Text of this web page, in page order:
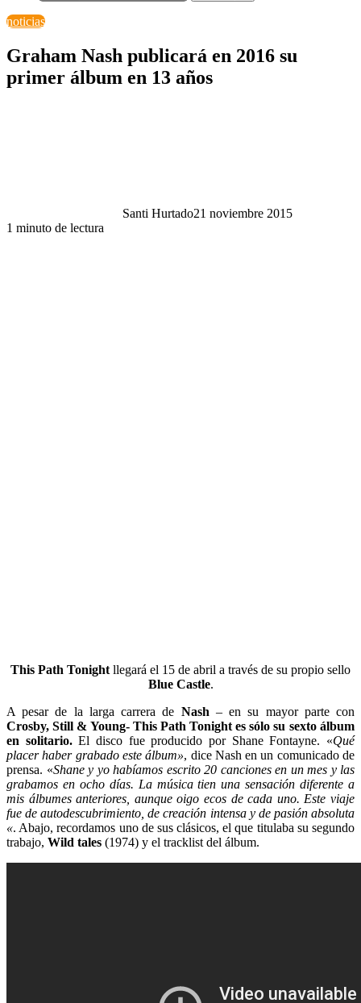
noticias
Graham Nash publicará en 2016 su
primer álbum en 13 años
Santi Hurtado21 noviembre 2015
1 minuto de lectura
This Path Tonight llegará el 15 de abril a través de su propio sello
Blue Castle.
A pesar de la larga carrera de Nash – en su mayor parte con
Crosby, Still & Young- This Path Tonight es sólo su sexto álbum
en solitario.El disco fue producido por Shane Fontayne. «Qué
placer haber grabado este álbum», dice Nash en un comunicado de
prensa. «Shane y yo habíamos escrito 20 canciones en un mes y las
grabamos en ocho días. La música tien una sensación diferente a
mis álbumes anteriores, aunque oigo ecos de cada uno. Este viaje
fue de autodescubrimiento, de creación intensa y de pasión absoluta
«. Abajo, recordamos uno de sus clásicos, el que titulaba su segundo
trabajo, Wild tales (1974) y el tracklist del álbum.